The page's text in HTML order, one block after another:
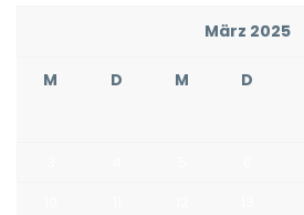
März 2025
M D M D